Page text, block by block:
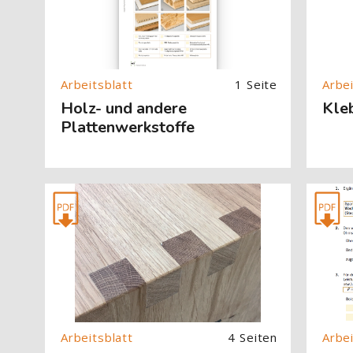
1 Seite
Holz- und andere
Plattenwerkstoffe
[Cocoon] About (Text with Image) überspringen
4 Seiten